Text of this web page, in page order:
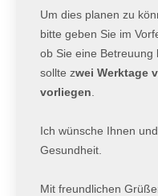
Um dies planen zu
bitte geben Sie im
ob Sie eine
sollte zwei Werktage
vorliegen
Ich wünsche Ihnen
Gesundheit.
Mit freundlichen